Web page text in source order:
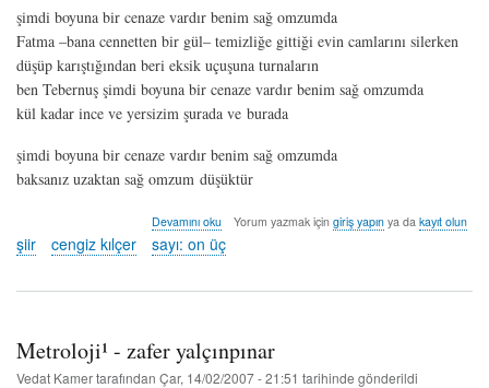
şimdi boyuna bir cenaze vardır benim sağ omzumda
Fatma –bana cennetten bir gül– temizliğe gittiği evin camlarını silerken
düşüp karıştığından beri eksik uçuşuna turnaların
ben Tebernuş şimdi boyuna bir cenaze vardır benim sağ omzumda
kül kadar ince ve yersizim şurada ve burada
şimdi boyuna bir cenaze vardır benim sağ omzumda
baksanız uzaktan sağ omzum düşüktür
temizlikçi
kadınlar
için
-
hakkında
Devamını oku Yorum yazmak için giriş yapınya da kayıt olun
şiir cengiz kılçer sayı: on üç
Metroloji¹ - zafer yalçınpınar
Vedat Kamertarafından Çar, 14/02/2007 - 21:51 tarihinde gönderildi